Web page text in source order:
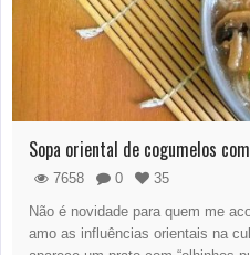
Sopa oriental de cogumelos
7658 0
35
Não é novidade para quem me
amo as influências orientais na